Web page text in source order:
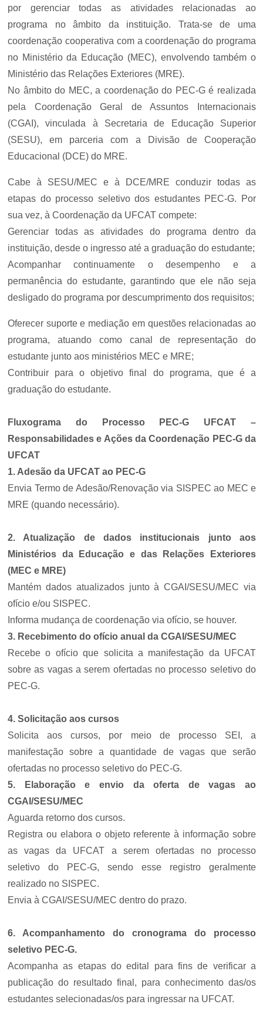
Secretaria de Governo
Gabinete de Segurança Institucional
Advocacia-Geral da União
Banco Central do Brasil
por gerenciar todas as atividades relacionadas ao
programa no âmbito da instituição. Trata-se de uma
coordenação cooperativa com a coordenação do programa
no Ministério da Educação (MEC), envolvendo também o
Ministério das Relações Exteriores (MRE).
No âmbito do MEC, a coordenação do PEC-G é realizada
pela Coordenação Geral de Assuntos Internacionais
(CGAI), vinculada à Secretaria de Educação Superior
(SESU), em parceria com a Divisão de Cooperação
Educacional (DCE) do MRE.
Cabe à SESU/MEC e à DCE/MRE conduzir todas as
etapas do processo seletivo dos estudantes PEC-G. Por
sua vez, à Coordenação da UFCAT compete:
Gerenciar todas as atividades do programa dentro da
instituição, desde o ingresso até a graduação do estudante;
Acompanhar continuamente o desempenho e a
permanência do estudante, garantindo que ele não seja
desligado do programa por descumprimento dos requisitos;
Oferecer suporte e mediação em questões relacionadas ao
programa, atuando como canal de representação do
estudante junto aos ministérios MEC e MRE;
Contribuir para o objetivo final do programa, que é a
graduação do estudante.
Fluxograma do Processo PEC-G UFCAT –
Responsabilidades e Ações da Coordenação PEC-G da
UFCAT
1. Adesão da UFCAT ao PEC-G
Envia Termo de Adesão/Renovação via SISPEC ao MEC e
MRE (quando necessário).
2. Atualização de dados institucionais junto aos
Ministérios da Educação e das Relações Exteriores
(MEC e MRE)
Mantém dados atualizados junto à CGAI/SESU/MEC via
ofício e/ou SISPEC.
Informa mudança de coordenação via ofício, se houver.
3. Recebimento do ofício anual da CGAI/SESU/MEC
Recebe o ofício que solicita a manifestação da UFCAT
sobre as vagas a serem ofertadas no processo seletivo do
PEC-G.
4. Solicitação aos cursos
Solicita aos cursos, por meio de processo SEI, a
manifestação sobre a quantidade de vagas que serão
ofertadas no processo seletivo do PEC-G.
5. Elaboração e envio da oferta de vagas ao
CGAI/SESU/MEC
Aguarda retorno dos cursos.
Registra ou elabora o objeto referente à informação sobre
as vagas da UFCAT a serem ofertadas no processo
seletivo do PEC-G, sendo esse registro geralmente
realizado no SISPEC.
Envia à CGAI/SESU/MEC dentro do prazo.
6. Acompanhamento do cronograma do processo
seletivo PEC-G.
Acompanha as etapas do edital para fins de verificar a
publicação do resultado final, para conhecimento das/os
estudantes selecionadas/os para ingressar na UFCAT.